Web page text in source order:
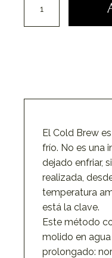
El Cold Brew
frío. No es una
dejado enfriar,
realizada,
temperatura
está la clave.
Este método
molido en
prolongado: